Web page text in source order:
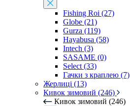
Fishing Roi (27)
Globe (21)
Gurza (119)
Hayabusa (58)
Intech (3)
SASAME (0)
Select (33)
Гачки з краплею (7)
Жерлиці (13)
Кивок зимовий (246)
Кивок зимовий (246)